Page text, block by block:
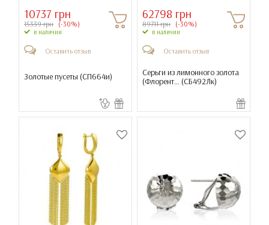
10737 грн
15339 грн (-30%)
в наличии
Оставить отзыв
Золотые пусеты (СП664и)
62798 грн
89711 грн (-30%)
в наличии
Оставить отзыв
Серьги из лимонного золота
(Флорент... (СБ492Лк)